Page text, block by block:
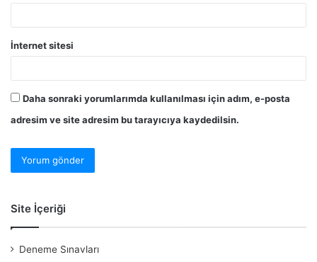
İnternet sitesi
Daha sonraki yorumlarımda kullanılması için adım, e-posta
adresim ve site adresim bu tarayıcıya kaydedilsin.
Site İçeriği
Deneme Sınavları